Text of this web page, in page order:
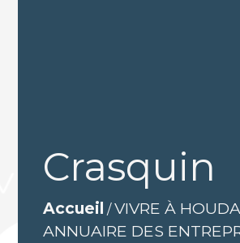
Crasquin
Accueil /VIVRE À
ANNUAIRE DES